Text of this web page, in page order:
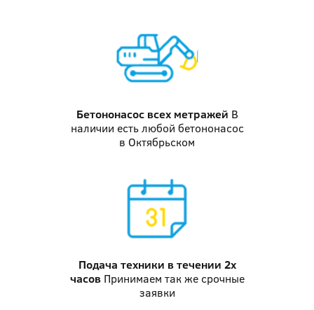
Бетононасосвсех метражей В
наличии есть любой бетононасос
в Октябрьском
Подача техники в течении 2х
часов Принимаем так же срочные
заявки